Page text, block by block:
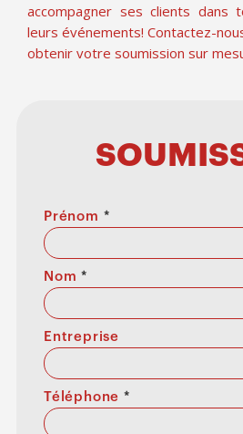
accompagner ses clients dans
leurs événements! Contactez-
obtenir votre soumission sur
Prénom *
Nom*
Entreprise
Téléphone*